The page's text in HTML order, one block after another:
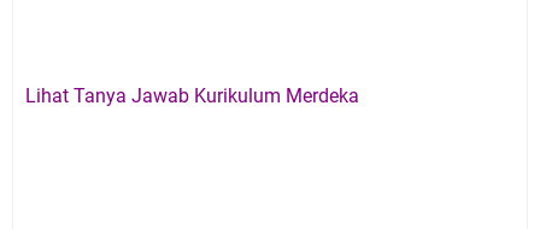
Lihat Tanya Jawab Kurikulum Merdeka